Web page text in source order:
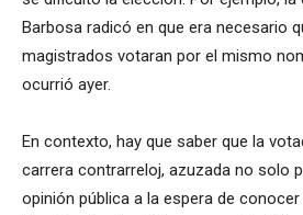
Barbosa radicó en que era necesario
magistrados votaran por el mismo
ocurrió ayer.
En contexto, hay que saber que la
carrera contrarreloj, azuzada no solo
opinión pública a la espera de conocer